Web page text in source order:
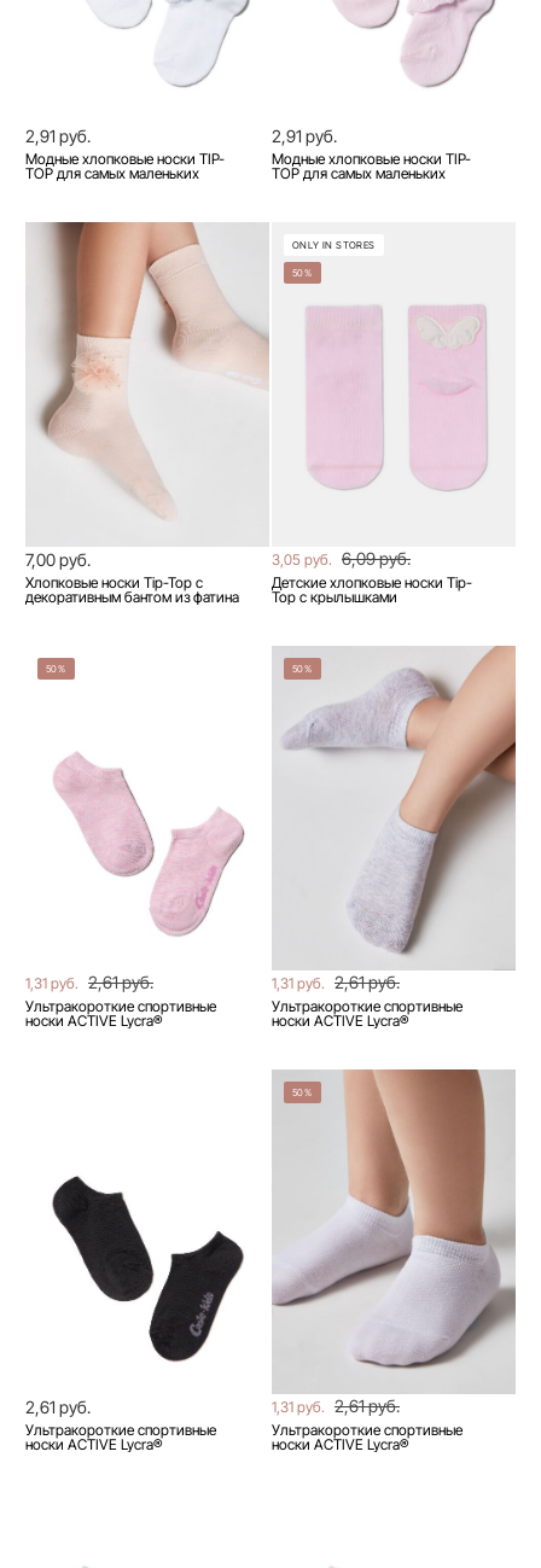
2,91 руб.
Модные хлопковые носки TIP-
TOP для самых маленьких
2,91 руб.
Модные хлопковые носки TIP-
TOP для самых маленьких
7,00 руб.
Хлопковые носки Tip-Top с
декоративным бантом из фатина
ONLY IN STORES
50%
3,05 руб. 6,09 руб.
Детские хлопковые носки Tip-
Top с крылышками
50%
1,31 руб. 2,61 руб.
Ультракороткие спортивные
носки ACTIVE Lycra®
50%
1,31 руб. 2,61 руб.
Ультракороткие спортивные
носки ACTIVE Lycra®
2,61 руб.
Ультракороткие спортивные
носки ACTIVE Lycra®
50%
1,31 руб. 2,61 руб.
Ультракороткие спортивные
носки ACTIVE Lycra®